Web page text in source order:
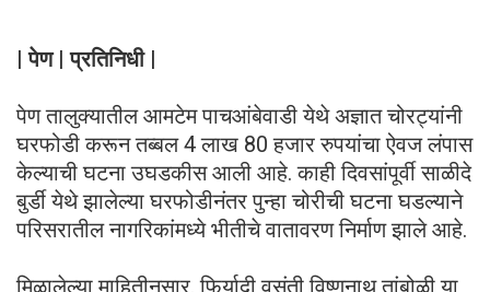
| पेण | प्रतिनिधी |
पेण तालुक्यातील आमटेम पाचआंबेवाडी येथे अज्ञात चोरट्यांनी
घरफोडी करून तब्बल 4 लाख 80 हजार रुपयांचा ऐवज लंपास
केल्याची घटना उघडकीस आली आहे. काही दिवसांपूर्वी साळीदे
बुर्डी येथे झालेल्या घरफोडीनंतर पुन्हा चोरीची घटना घडल्याने
परिसरातील नागरिकांमध्ये भीतीचे वातावरण निर्माण झाले आहे.
मिळालेल्या माहितीनुसार, फिर्यादी वसंती विष्णनाथ तांबोळी या